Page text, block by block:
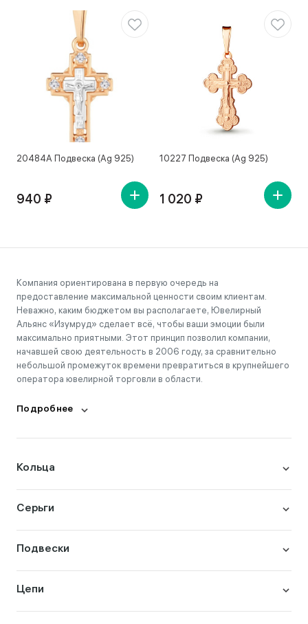
20484А Подвеска (Ag 925)
940 ₽
10227 Подвеска (Ag 925)
1 020 ₽
Компания ориентирована в первую очередь на
предоставление максимальной ценности своим клиентам.
Неважно, каким бюджетом вы располагаете, Ювелирный
Альянс «Изумруд» сделает всё, чтобы ваши эмоции были
максимально приятными. Этот принцип позволил компании,
начавшей свою деятельность в 2006 году, за сравнительно
небольшой промежуток времени превратиться в крупнейшего
оператора ювелирной торговли в области.
Подробнее
Кольца
Серьги
Подвески
Цепи